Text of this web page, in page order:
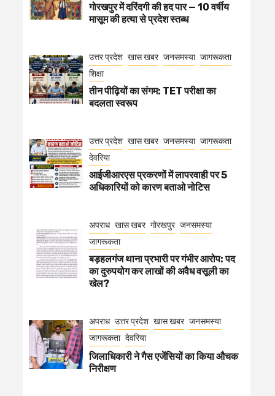
गोरखपुर में दरिंदगी की हद पार — 10 वर्षीय
मासूम की हत्या से प्रदेश स्तब्ध
उत्तर प्रदेश खास खबर जनसमस्या जागरूकता
शिक्षा
तीन पीढ़ियों का संगम: TET परीक्षा का
बदलता स्वरूप
उत्तर प्रदेश खास खबर जनसमस्या जागरूकता
देवरिया
आईजीआरएस प्रकरणों में लापरवाही पर 5
अधिकारियों को कारण बताओ नोटिस
अपराध खास खबर गोरखपुर जनसमस्या
जागरूकता
बड़हलगंज थाना प्रभारी पर गंभीर आरोप: पद
का दुरुपयोग कर लाखों की अवैध वसूली का
खेल?
अपराध उत्तर प्रदेश खास खबर जनसमस्या
जागरूकता देवरिया
जिलाधिकारी ने गैस एजेंसियों का किया औचक
निरीक्षण